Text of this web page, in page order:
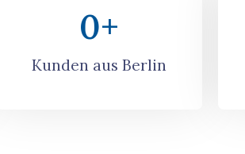
Kunden aus Berlin
0+